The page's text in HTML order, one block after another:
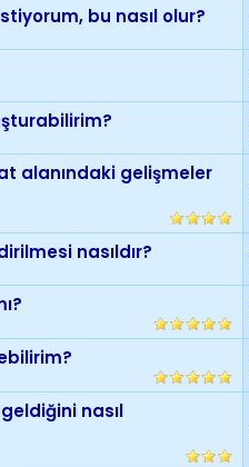
bu nasıl olur?
alanındaki gelişmeler
nasıldır?
nasıl